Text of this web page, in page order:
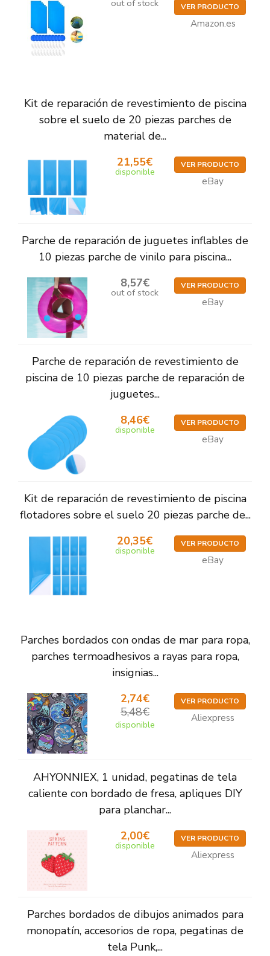
out of stock VER PRODUCTO
Amazon.es
Kit de reparación de revestimiento de piscina
sobre el suelo de 20 piezas parches de
material de...
21,55€
disponible
VER PRODUCTO
eBay
Parche de reparación de juguetes inflables de
10 piezas parche de vinilo para piscina...
8,57€
out of stock
VER PRODUCTO
eBay
Parche de reparación de revestimiento de
piscina de 10 piezas parche de reparación de
juguetes...
8,46€
disponible
VER PRODUCTO
eBay
Kit de reparación de revestimiento de piscina
flotadores sobre el suelo 20 piezas parche de...
20,35€
disponible
VER PRODUCTO
eBay
Parches bordados con ondas de mar para ropa,
parches termoadhesivos a rayas para ropa,
insignias...
2,74€
5,48€
disponible
VER PRODUCTO
Aliexpress
AHYONNIEX, 1 unidad, pegatinas de tela
caliente con bordado de fresa, apliques DIY
para planchar...
2,00€
disponible
VER PRODUCTO
Aliexpress
Parches bordados de dibujos animados para
monopatín, accesorios de ropa, pegatinas de
tela Punk,...